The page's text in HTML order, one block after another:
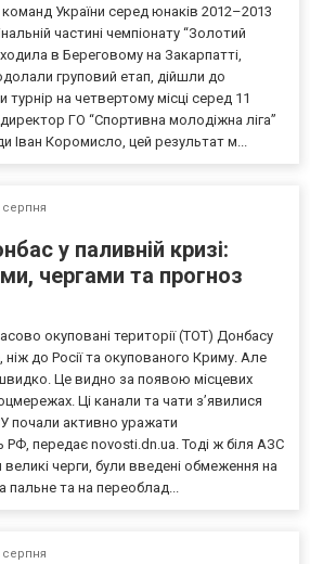
України серед юнаків 2012–2013
частині чемпіонату “Золотий
в Береговому на Закарпатті,
груповий етап, дійшли до
турнір на четвертому місці серед 11
ГО “Спортивна молодіжна ліга”
Іван Коромисло, цей результат м...
серпня
у паливній кризі:
чергами та прогноз
окуповані території (ТОТ) Донбасу
до Росії та окупованого Криму. Але
Це видно за появою місцевих
Ці канали та чати з’явилися
почали активно уражати
РФ, передає novosti.dn.ua. Тоді ж біля АЗС
черги, були введені обмеження на
пальне та на переоблад...
серпня